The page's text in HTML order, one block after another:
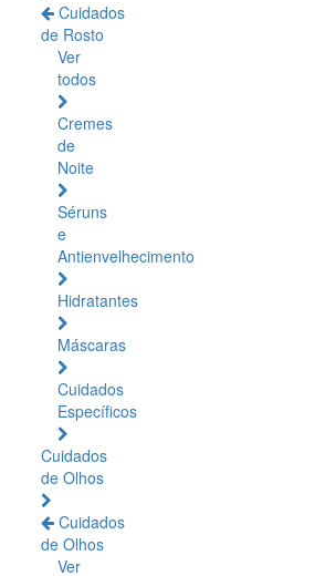
Cuidados
de Rosto
Ver
todos
Cremes
de
Noite
Séruns
e
Antienvelhecimento
Hidratantes
Máscaras
Cuidados
Específicos
Cuidados
de Olhos
Cuidados
de Olhos
Ver